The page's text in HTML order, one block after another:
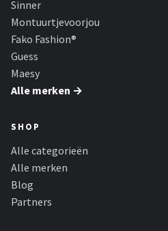
Sinner
Montuurtjevoorjou
Fako Fashion®
Guess
Maesy
Alle merken →
SHOP
Alle categorieën
Alle merken
Blog
Partners